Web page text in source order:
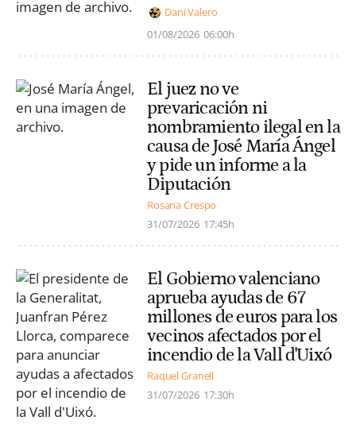
Dani Valero
01/08/2026 06:00h
El juez no ve
prevaricación ni
nombramiento ilegal en la
causa de José María Ángel
y pide un informe a la
Diputación
Rosana Crespo
31/07/2026 17:45h
El Gobierno valenciano
aprueba ayudas de 67
millones de euros para los
vecinos afectados por el
incendio de la Vall d'Uixó
Raquel Granell
31/07/2026 17:30h